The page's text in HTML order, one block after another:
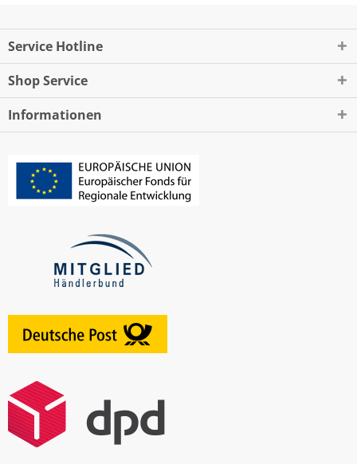
Service Hotline
Shop Service
Informationen